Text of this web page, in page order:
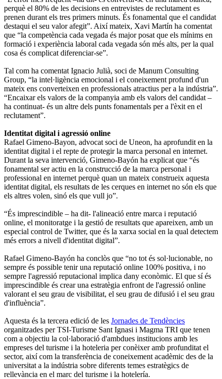
perquè el 80% de les decisions en entrevistes de reclutament es
prenen durant els tres primers minuts. És fonamental que el candidat
destaqui el seu valor afegit”. Així mateix, Xavi Martín ha comentat
que “la competència cada vegada és major posat que els mínims en
formació i experiència laboral cada vegada són més alts, per la qual
cosa és complicat diferenciar-se”.
Tal com ha comentat Ignacio Julià, soci de Manum Consulting
Group, “la intel·ligència emocional i el coneixement profund d'un
mateix ens converteixen en professionals atractius per a la indústria”.
“Encaixar els valors de la companyia amb els valors del candidat –
ha continuat- és un altre dels punts fonamentals per a l'èxit en el
reclutament”.
Identitat digital i agressió online
Rafael Gimeno-Bayon, advocat soci de Uneon, ha aprofundit en la
identitat digital i el repte de protegir la marca personal en internet.
Durant la seva intervenció, Gimeno-Bayón ha explicat que “és
fonamental ser actiu en la construcció de la marca personal i
professional en internet perquè quan un mateix construeix aquesta
identitat digital, els resultats de les cerques en internet no són els que
els altres volen, sinó els que vull jo”.
“És imprescindible – ha dit- l'alineació entre marca i reputació
online, el monitoratge i la gestió de resultats que apareixen, amb un
especial control de Twitter, que és la xarxa social en la qual detectem
més errors a nivell d'identitat digital”.
Rafael Gimeno-Bayón ha conclòs que “no tot és sol·lucionable, no
sempre és possible tenir una reputació online 100% positiva, i no
sempre l'agressió reputacional implica dany econòmic. El que sí és
imprescindible és crear una estratègia enfront de l'agressió online
valorant el seu grau de visibilitat, el seu grau de difusió i el seu grau
d'influència”.
Aquesta és la tercera edició de les Jornades de Tendències
organitzades per TSI-Turisme Sant Ignasi i Magma TRI que tenen
com a objectiu la col·laboració d'ambdues institucions amb les
empreses del turisme i la hoteleria per conèixer amb profunditat el
sector, així com la transferència de coneixement acadèmic des de la
universitat a la indústria sobre diferents temes estratègics de
rellevància en el marc del turisme i la hotelería.